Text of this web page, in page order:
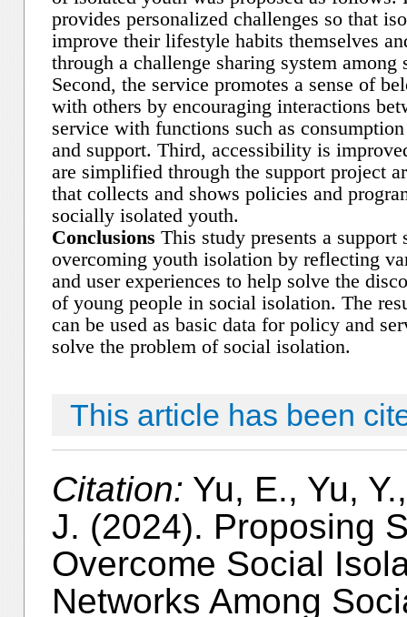
provides personalized challenges so that
improve their lifestyle habits themselves
through a challenge sharing system among
Second, the service promotes a sense of
with others by encouraging interactions
service with functions such as
and support. Third, accessibility is
are simplified through the support project
that collects and shows policies and
socially isolated youth.
Conclusions This study presents a support
overcoming youth isolation by reflecting
and user experiences to help solve the
of young people in social isolation. The
can be used as basic data for policy and
solve the problem of social isolation.
This article has been
Citation: Yu, E., Yu,
J. (2024). Proposing
Overcome Social
Networks Among